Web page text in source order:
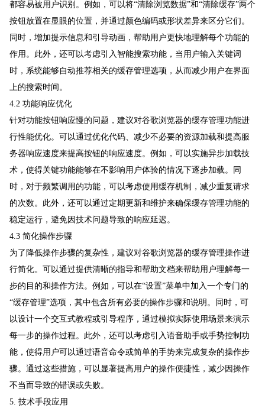
都容易被用户识别。例如，可以将“清除浏览数据”和“清除缓存”两个
按钮放置在显眼的位置，并通过颜色编码或形状差异来区分它们。
同时，增加提示信息和引导动画，帮助用户更快地理解每个功能的
作用。此外，还可以考虑引入智能搜索功能，当用户输入关键词
时，系统能够自动推荐相关的缓存管理选项，从而减少用户在界面
上的搜索时间。
4.2 功能响应优化
针对功能按钮响应慢的问题，建议对谷歌浏览器的缓存管理功能进
行性能优化。可以通过优化代码、减少不必要的资源加载和提高服
务器响应速度来提高按钮的响应速度。例如，可以实施异步加载技
术，使得关键功能能够在不影响用户体验的情况下逐步加载。同
时，对于频繁调用的功能，可以考虑使用缓存机制，减少重复请求
的次数。此外，还可以通过定期更新和维护来确保缓存管理功能的
稳定运行，避免因技术问题导致的响应延迟。
4.3 简化操作步骤
为了降低操作步骤的复杂性，建议对谷歌浏览器的缓存管理操作进
行简化。可以通过提供清晰的指导和帮助文档来帮助用户理解每一
步的目的和操作方法。例如，可以在“设置”菜单中加入一个专门的
“缓存管理”选项，其中包含所有必要的操作步骤和说明。同时，可
以设计一个交互式教程或引导程序，通过模拟实际使用场景来演示
每一步的操作过程。此外，还可以考虑引入语音助手或手势控制功
能，使得用户可以通过语音命令或简单的手势来完成复杂的操作步
骤。通过这些措施，可以显著提高用户的操作便捷性，减少因操作
不当而导致的错误或失败。
5. 技术手段应用